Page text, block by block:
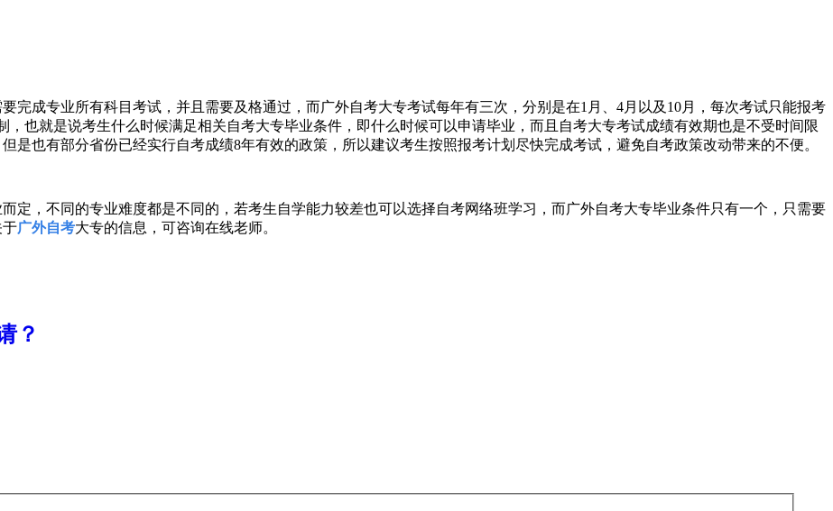
完成专业所有科目考试，并且需要及格通过，而广外自考大专考试每年有三次，分别是在1 月、 4月以及 10月，每次考试只能报考
也就是说考生什么时候满足相关自考大专毕业条件，即什么时候可以申请毕业，而且自考大专考试成绩有效期也是不受时间限
是也有部分省份已经实行自考成绩8年有效的政策，所以建议考生按照报考计划尽快完成考试，避免自考政策改动带来的不便。
定，不同的专业难度都是不同的，若考生自学能力较差也可以选择自考网络班学习，而广外自考大专毕业条件只有一个，只需要
于广外自考大专的信息，可咨询在线老师。
？